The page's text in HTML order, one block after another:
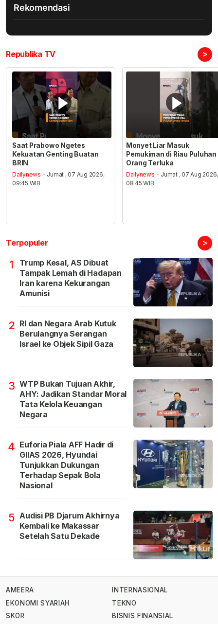
Rekomendasi
Republika TV >
Saat Prabowo Ngetes
Kekuatan Genting Buatan
BRIN
Dailynews - Jumat , 07 Aug 2026,
09:45 WIB
Monyet Liar Masuk
Pemukiman di Riau Puluhan
Orang Terluka
Dailynews - Jumat , 07 Aug 2026,
08:45 WIB
Terpopuler >
1
Trump Kesal, AS Dibuat
Tampak Lemah di Hadapan
Iran karena Kekurangan
Amunisi
2 RI dan Negara Arab Kutuk
Berulangnya Serangan
Israel ke Objek Sipil Gaza
3 WTP Bukan Tujuan Akhir,
AHY: Jadikan Standar Moral
Tata Kelola Keuangan
Negara
4 Euforia Piala AFF Hadir di
GIIAS 2026, Hyundai
Tunjukkan Dukungan
Terhadap Sepak Bola
Nasional
5 Audisi PB Djarum Akhirnya
Kembali ke Makassar
Setelah Satu Dekade
AMEERA
EKONOMI SYARIAH
SKOR
INTERNASIONAL
TEKNO
BISNIS FINANSIAL